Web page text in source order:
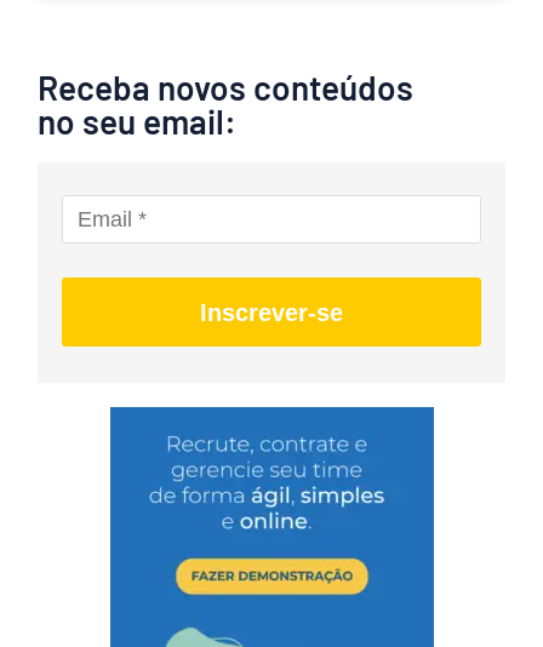
Receba novos conteúdos
no seu email:
Inscrever-se